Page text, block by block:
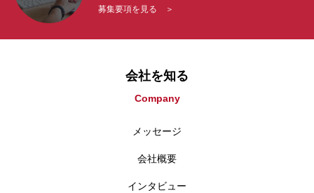
募集要項を見る ＞
会社を知る
Company
メッセージ
会社概要
インタビュー